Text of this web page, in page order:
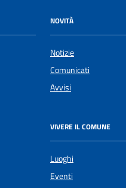
NOVITÀ
Notizie
Comunicati
Avvisi
VIVERE IL COMUNE
Luoghi
Eventi